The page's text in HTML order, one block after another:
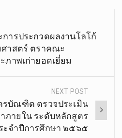
ารประกวดผลงานโลโก้
าสตร์ ตราคณะ
ภาพเก่ายอดเยี่ยม
NEXT POST
บัณฑิต ตรวจประเมิน
ภายใน ระดับหลักสูตร
ะจำปีการศึกษา ๒๕๖๕